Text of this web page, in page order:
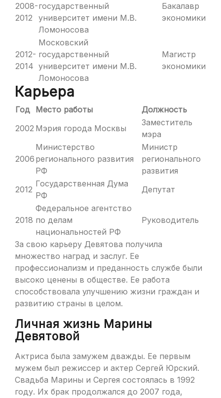
2008-
2012
государственный
университет имени М.В.
Ломоносова
Бакалавр
экономики
2012-
2014
Московский
государственный
университет имени М.В.
Ломоносова
Магистр
экономики
Карьера
Год Место работы
Должность
2002 Мэрия города Москвы
Заместитель
мэра
2006
Министерство
регионального развития
РФ
Министр
регионального
развития
2012
Государственная Дума
РФ
Депутат
2018
Федеральное агентство
по делам
национальностей РФ
Руководитель
За свою карьеру Девятова получила
множество наград и заслуг. Ее
профессионализм и преданность службе были
высоко ценены в обществе. Ее работа
способствовала улучшению жизни граждан и
развитию страны в целом.
Личная жизнь Марины
Девятовой
Актриса была замужем дважды. Ее первым
мужем был режиссер и актер Сергей Юрский.
Свадьба Марины и Сергея состоялась в 1992
году. Их брак продолжался до 2007 года,